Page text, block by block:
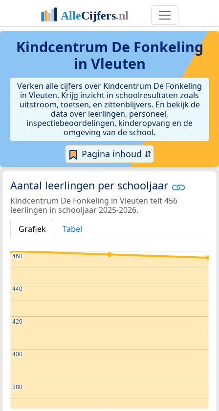
Kindcentrum De Fonkeling
in Vleuten
Verken alle cijfers over Kindcentrum De Fonkeling
in Vleuten. Krijg inzicht in schoolresultaten zoals
uitstroom, toetsen, en zittenblijvers. En bekijk de
data over leerlingen, personeel,
inspectiebeoordelingen, kinderopvang en de
omgeving van de school.
Pagina inhoud ⇵
Aantal leerlingen per schooljaar
Kindcentrum De Fonkeling in Vleuten telt 456
leerlingen in schooljaar 2025-2026.
Grafiek
Tabel
380
380
400
400
420
420
440
440
460
460